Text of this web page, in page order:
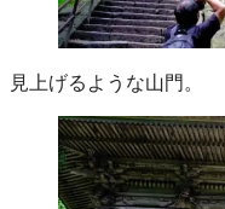
見上げるような山門。